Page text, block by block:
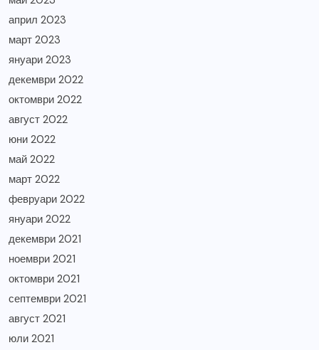
април 2023
март 2023
януари 2023
декември 2022
октомври 2022
август 2022
юни 2022
май 2022
март 2022
февруари 2022
януари 2022
декември 2021
ноември 2021
октомври 2021
септември 2021
август 2021
юли 2021